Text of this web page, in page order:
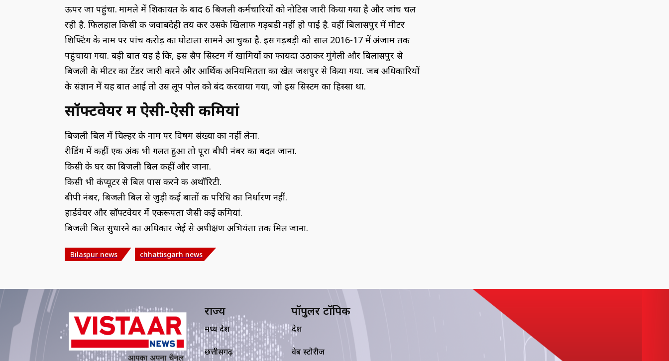
ऊपर जा पहुंचा. मामले में शिकायत के बाद 6 बिजली कर्मचारियों को नोटिस जारी किया गया है और जांच चल
रही है. फिलहाल किसी की जवाबदेही तय कर उसके खिलाफ गड़बड़ी नहीं हो पाई है. वहीं बिलासपुर में मीटर
शिफ्टिंग के नाम पर पांच करोड़ का घोटाला सामने आ चुका है. इस गड़बड़ी को साल 2016-17 में अंजाम तक
पहुंचाया गया. बड़ी बात यह है कि, इस सैप सिस्टम में खामियों का फायदा उठाकर मुंगेली और बिलासपुर से
बिजली के मीटर का टेंडर जारी करने और आर्थिक अनियमितता का खेल जशपुर से किया गया. जब अधिकारियों
के संज्ञान में यह बात आई तो उस लूप पोल को बंद करवाया गया, जो इस सिस्टम का हिस्सा था.
सॉफ्टवेयर में ऐसी-ऐसी कमियां
बिजली बिल में चिल्हर के नाम पर विषम संख्या का नहीं लेना.
रीडिंग में कहीं एक अंक भी गलत हुआ तो पूरा बीपी नंबर का बदल जाना.
किसी के घर का बिजली बिल कहीं और जाना.
किसी भी कंप्यूटर से बिल पास करने की अथॉरिटी.
बीपी नंबर, बिजली बिल से जुड़ी कई बातों की परिधि का निर्धारण नहीं.
हार्डवेयर और सॉफ्टवेयर में एकरूपता जैसी कई कमियां.
बिजली बिल सुधारने का अधिकार जेई से अधीक्षण अभियंता तक मिल जाना.
Bilaspur news chhattisgarh news
राज्य
मध्य प्रदेश
छत्तीसगढ़
पॉपुलर टॉपिक
देश
वेब स्टोरीज